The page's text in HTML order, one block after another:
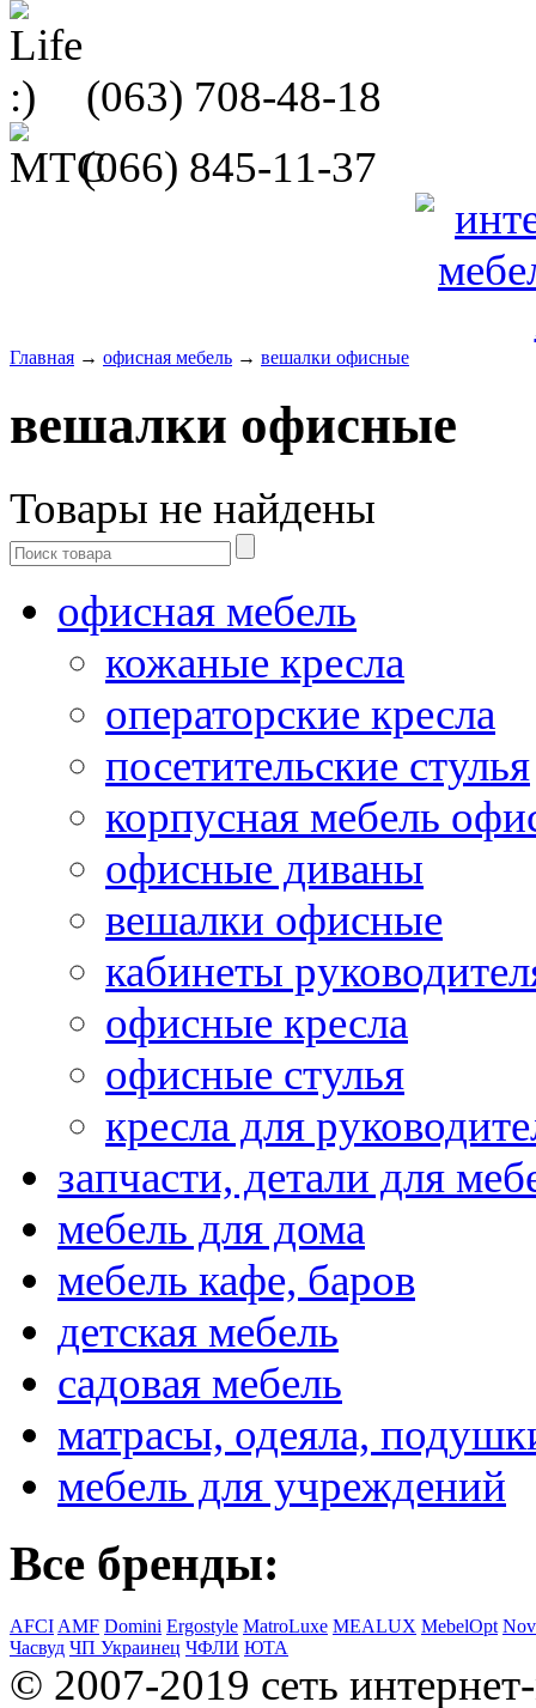
(063) 708-48-18
(066) 845-11-37
Главная → офисная мебель → вешалки офисные
вешалки офисные
Товары не найдены
офисная мебель
кожаные кресла
операторские кресла
посетительские стулья
корпусная мебель
офисные диваны
вешалки офисные
кабинеты
офисные кресла
офисные стулья
кресла для
запчасти, детали для
мебель для дома
мебель кафе, баров
детская мебель
садовая мебель
матрасы, одеяла,
мебель для учреждений
Все бренды:
AFCI AMF Domini Ergostyle MatroLuxe MEALUX MebelOpt
Часвуд ЧП Украинец ЧФЛИ ЮТА
© 2007-2019 сеть